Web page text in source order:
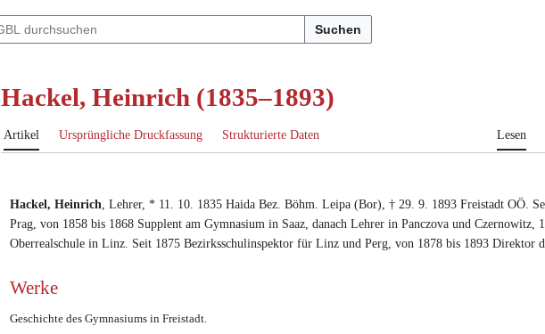
Suchen
Hackel, Heinrich (1835–1893)
Artikel Ursprüngliche Druckfassung Strukturierte Daten Lesen
Hackel, Heinrich, Lehrer, * 11. 10. 1835 Haida Bez. Böhm. Leipa (Bor), † 29. 9. 1893 Freistadt OÖ.
Prag, von 1858 bis 1868 Supplent am Gymnasium in Saaz, danach Lehrer in Panczova und Czernowitz,
Oberrealschule in Linz. Seit 1875 Bezirksschulinspektor für Linz und Perg, von 1878 bis 1893 Direktor
Werke
Geschichte des Gymnasiums in Freistadt.